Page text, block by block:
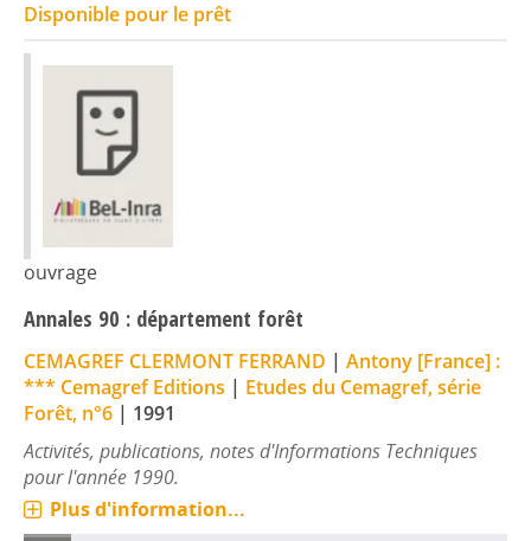
Disponible pour le prêt
ouvrage
Annales 90 : département forêt
CEMAGREF CLERMONT FERRAND | Antony [France] :
*** Cemagref Editions | Etudes du Cemagref, série
Forêt, n°6 | 1991
Activités, publications, notes d'Informations Techniques
pour l'année 1990.
Plus d'information...